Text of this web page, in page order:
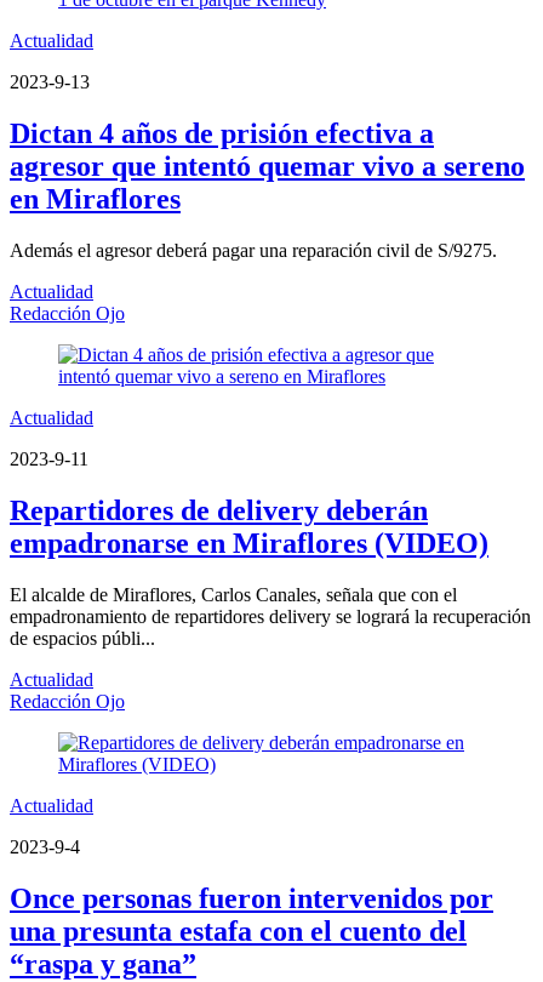
Actualidad
2023-9-13
Dictan 4 años de prisión efectiva a
agresor que intentó quemar vivo a sereno
en Miraflores
Además el agresor deberá pagar una reparación civil de S/9275.
Actualidad
Redacción Ojo
Actualidad
2023-9-11
Repartidores de delivery deberán
empadronarse en Miraflores (VIDEO)
El alcalde de Miraflores, Carlos Canales, señala que con el
empadronamiento de repartidores delivery se logrará la recuperación
de espacios públi...
Actualidad
Redacción Ojo
Actualidad
2023-9-4
Once personas fueron intervenidos por
una presunta estafa con el cuento del
“raspa y gana”